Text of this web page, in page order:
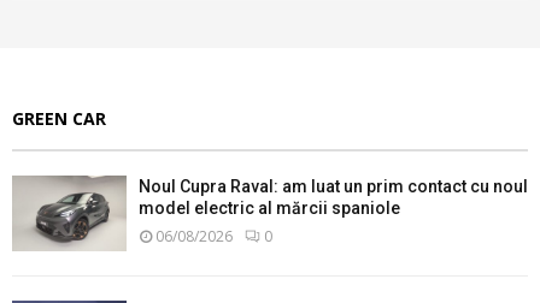
GREEN CAR
Noul Cupra Raval: am luat un prim contact cu noul
model electric al mărcii spaniole
06/08/2026 0